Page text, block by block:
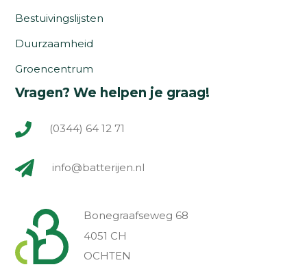
Bestuivingslijsten
Duurzaamheid
Groencentrum
Vragen? We helpen je graag!
(0344) 64 12 71
info@batterijen.nl
Bonegraafseweg 68
4051 CH
OCHTEN